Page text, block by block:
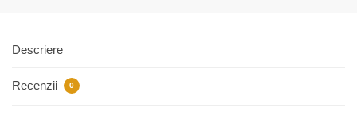
Descriere
Recenzii 0